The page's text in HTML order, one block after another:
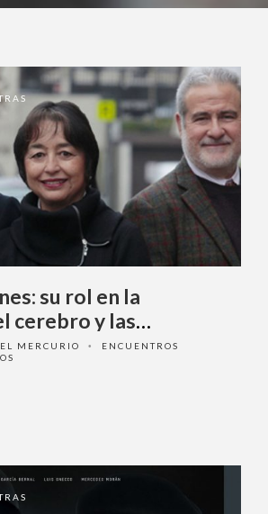
su rol en la
cerebro y las
MERCURIO •
ENCUENTROS